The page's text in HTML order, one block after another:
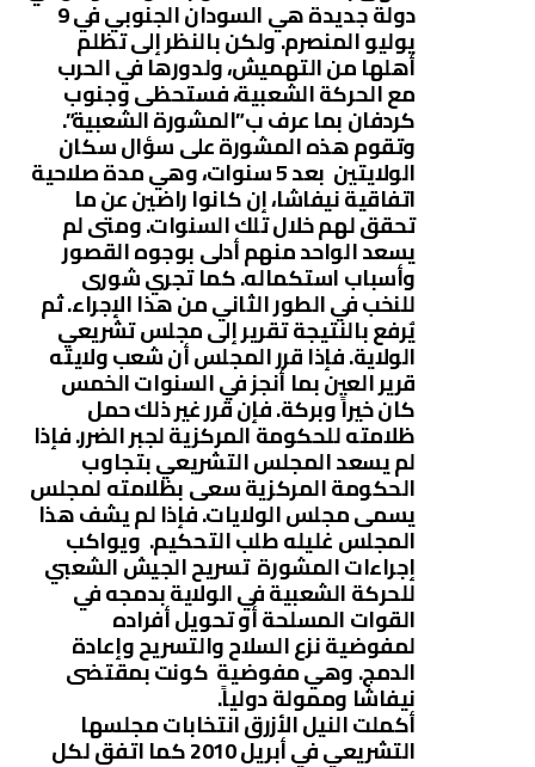
دولة جديدة هي السودان الجنوبي في 9
يوليو المنصرم. ولكن بالنظر إلى تظلم
أهلها من التهميش، ولدورها في الحرب
مع الحركة الشعبية، فستحظى وجنوب
كردفان بما عرف ب”المشورة الشعبية”.
وتقوم هذه المشورة على سؤال سكان
الولايتين بعد 5 سنوات، وهي مدة صلاحية
اتفاقية نيفاشا، إن كانوا راضين عن ما
تحقق لهم خلال تلك السنوات. ومتى لم
يسعد الواحد منهم أدلى بوجوه القصور
وأسباب استكماله. كما تجري شورى
للنخب في الطور الثاني من هذا الإجراء. ثم
يٌرفع بالنتيجة تقرير إلى مجلس تشريعي
الولاية. فإذا قرر المجلس أن شعب ولايته
قرير العين بما أنجز في السنوات الخمس
كان خيراً وبركة. فإن قرر غير ذلك حمل
ظلامته للحكومة المركزية لجبر الضرر. فإذا
لم يسعد المجلس التشريعي بتجاوب
الحكومة المركزية سعى بظلامته لمجلس
يسمى مجلس الولايات. فإذا لم يشف هذا
المجلس غليله طلب التحكيم. ويواكب
إجراءات المشورة تسريح الجيش الشعبي
للحركة الشعبية في الولاية بدمجه في
القوات المسلحة أو تحويل أفراده
لمفوضية نزع السلاح والتسريح وإعادة
الدمج. وهي مفوضية كونت بمقتضى
نيفاشا وممولة دولياً.
أكملت النيل الأزرق انتخابات مجلسها
التشريعي في أبريل 2010 كما اتفق لكل